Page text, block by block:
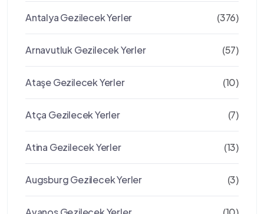
Antalya Gezilecek Yerler (376)
Arnavutluk Gezilecek Yerler (57)
Ataşe Gezilecek Yerler (10)
Atça Gezilecek Yerler (7)
Atina Gezilecek Yerler (13)
Augsburg Gezilecek Yerler (3)